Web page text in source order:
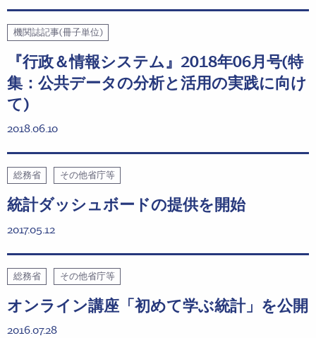
機関誌記事(冊子単位)
『行政＆情報システム』2018年06月号(特
集：公共データの分析と活用の実践に向け
て)
2018.06.10
総務省 その他省庁等
統計ダッシュボードの提供を開始
2017.05.12
総務省 その他省庁等
オンライン講座「初めて学ぶ統計」を公開
2016.07.28